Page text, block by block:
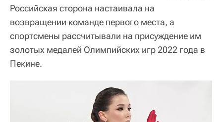
Российская сторона настаивала на
возвращении команде первого места, а
спортсмены рассчитывали на присуждение им
золотых медалей Олимпийских игр 2022 года в
Пекине.